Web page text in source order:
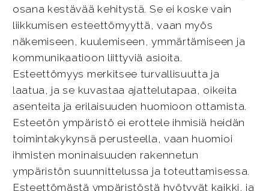
osana kestävää kehitystä. Se ei koske vain
liikkumisen esteettömyyttä, vaan myös
näkemiseen, kuulemiseen, ymmärtämiseen ja
kommunikaatioon liittyviä asioita.
Esteettömyys merkitsee turvallisuutta ja
laatua, ja se kuvastaa ajattelutapaa, oikeita
asenteita ja erilaisuuden huomioon ottamista.
Esteetön ympäristö ei erottele ihmisiä heidän
toimintakykynsä perusteella, vaan huomioi
ihmisten moninaisuuden rakennetun
ympäristön suunnittelussa ja toteuttamisessa.
Esteettömästä ympäristöstä hyötyvät kaikki, ja